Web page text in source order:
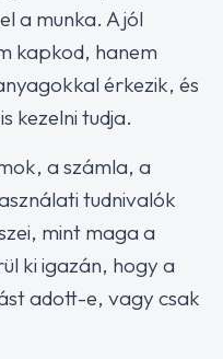
a munka. A jól
kapkod, hanem
érkezik, és
kezelni tudja.
a számla, a
tudnivalók
mint maga a
ki igazán, hogy a
adott-e, vagy csak